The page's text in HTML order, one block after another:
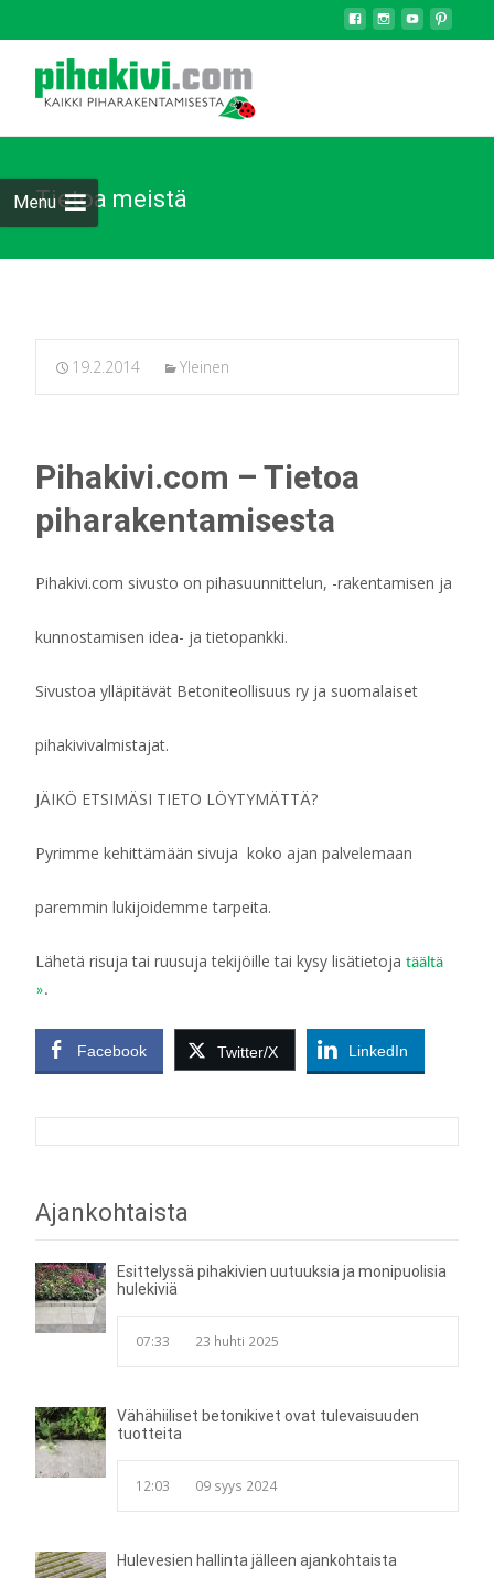
MenuTietoa meistä
19.2.2014 Yleinen
Pihakivi.com – Tietoa
piharakentamisesta
Pihakivi.com sivusto on pihasuunnittelun, -rakentamisen ja
kunnostamisen idea- ja tietopankki.
Sivustoa ylläpitävät Betoniteollisuus ry ja suomalaiset
pihakivivalmistajat.
JÄIKÖ ETSIMÄSI TIETO LÖYTYMÄTTÄ?
Pyrimme kehittämään sivuja koko ajan palvelemaan
paremmin lukijoidemme tarpeita.
Lähetä risuja tai ruusuja tekijöille tai kysy lisätietoja täältä
».
Facebook Twitter/X LinkedIn
Post
navigation
Ajankohtaista
Esittelyssä pihakivien uutuuksia ja monipuolisia
hulekiviä
07:33 23 huhti 2025
Vähähiiliset betonikivet ovat tulevaisuuden
tuotteita
12:03 09 syys 2024
Hulevesien hallinta jälleen ajankohtaista